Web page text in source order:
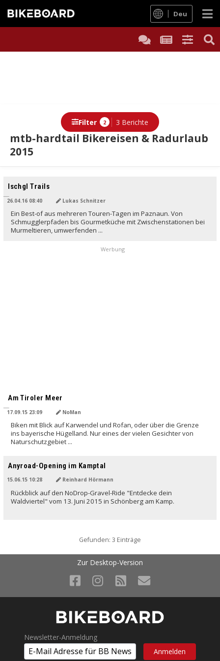
Deu
Filter 2 3 Berichte
mtb-hardtail Bikereisen & Radurlaub
2015
Ischgl Trails
26.04.16 08:40 Lukas Schnitzer
Ein Best-of aus mehreren Touren-Tagen im Paznaun. Von
Schmugglerpfaden bis Gourmetküche mit Zwischenstationen bei
Murmeltieren, umwerfenden ...
Werbung
Am Tiroler Meer
17.09.15 23:09 NoMan
Biken mit Blick auf Karwendel und Rofan, oder über die Grenze
ins bayerische Hügelland. Nur eines der vielen Gesichter von
Naturschutzgebiet ...
Anyroad-Opening im Kamptal
15.06.15 10:28 Reinhard Hörmann
Rückblick auf den NoDrop-Gravel-Ride "Entdecke dein
Waldviertel" vom 13. Juni 2015 in Schönberg am Kamp.
Gefunden: 3 Einträge
Zur Desktop-Version
Newsletter-Anmeldung